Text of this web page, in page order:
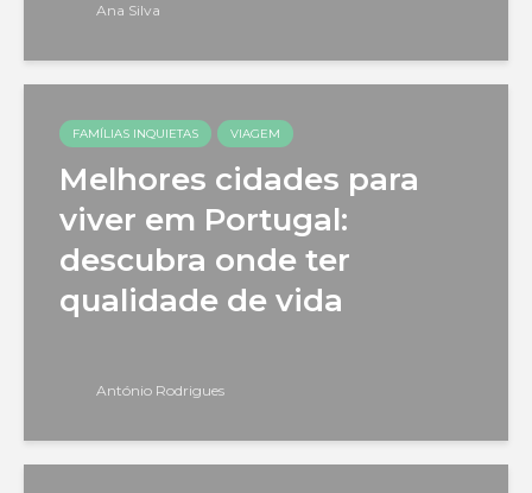
Ana Silva
FAMÍLIAS INQUIETAS VIAGEM
Melhores cidades para
viver em Portugal:
descubra onde ter
qualidade de vida
António Rodrigues